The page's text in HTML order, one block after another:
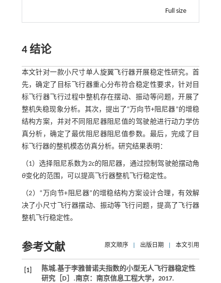
Full size
4 结论
本文针对一款小尺寸单人旋翼飞行器开展稳定性研究。首
先，确定了目标飞行器重心分布符合稳定性要求，针对目
标飞行器飞行过程中整机存在摆动、振动等问题，开展了
整机失稳现象分析。其次，提出了“万向节+阻尼器”的增稳
结构方案，并对不同阻尼器阻尼值的驾驶舱进行动力学仿
真分析，确定了最优阻尼器阻尼值参数。最后，完成了目
标飞行器的整机模态仿真分析。研究结果表明：
（1）选择阻尼系数为2c的阻尼器，通过控制驾驶舱摆动角
θ变化的范围，可以提高飞行器整机飞行稳定性。
（2）“万向节+阻尼器”的增稳结构方案设计合理，有效解
决了小尺寸飞行器摆动、振动等飞行问题，提高了飞行器
整机飞行稳定性。
参考文献 原文顺序 出版日期 本文引用
[1]
陈城.基于李雅普诺夫指数的小型无人飞行器稳定性
研究［D］.南京：南京信息工程大学， 2017.